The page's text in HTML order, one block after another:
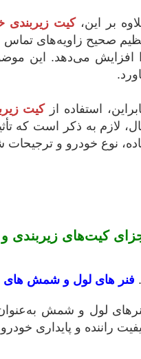
بر این،کیت زیربندی
صحیح زاویه‌های تماس
افزایش می‌دهد. این
استفاده ازکیت
لازم به ذکر است که
نوع خودرو و
کیت‌های زیربندی و
فنر های لول و شمش های
لول و شمش
راننده و پایداری